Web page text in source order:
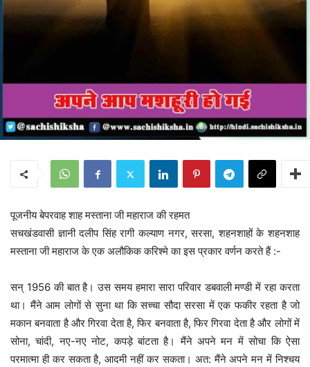
पूजनीय बेपरवाह शाह मस्ताना जी महाराज की रहमत
सचखंडवासी ज्ञानी दलीप सिंह रागी कल्याण नगर, सरसा, शहनशाहों के शहनशाह
मस्ताना जी महाराज के एक अलौकिक करिश्मे का इस प्रकार वर्णन करते हैं :-
सन् 1956 की बात है। उस समय हमारा सारा परिवार डबवाली मण्डी में रहा करता
था। मैंने आम लोगों से सुना था कि सच्चा सौदा सरसा में एक फकीर रहता है जो
मकान बनवाता है और गिरवा देता है, फिर बनवाता है, फिर गिरवा देता है और लोगों में
सोना, चांदी, नए-नए नोट, कपड़े बांटता है। मैंने अपने मन में सोचा कि ऐसा
परमात्मा ही कर सकता है, आदमी नहीं कर सकता। अत: मैंने अपने मन में निश्चय